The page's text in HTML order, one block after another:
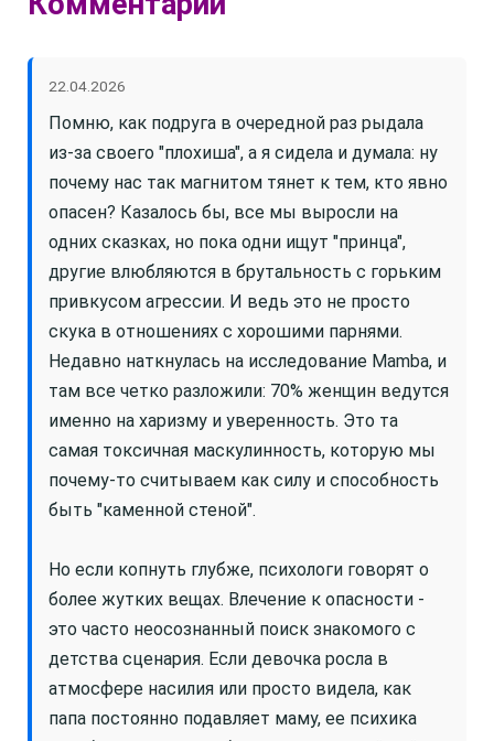
22.04.2026
Помню, как подруга в очередной раз рыдала
из-за своего "плохиша", а я сидела и думала: ну
почему нас так магнитом тянет к тем, кто явно
опасен? Казалось бы, все мы выросли на
одних сказках, но пока одни ищут "принца",
другие влюбляются в брутальность с горьким
привкусом агрессии. И ведь это не просто
скука в отношениях с хорошими парнями.
Недавно наткнулась на исследование Mamba, и
там все четко разложили: 70% женщин ведутся
именно на харизму и уверенность. Это та
самая токсичная маскулинность, которую мы
почему-то считываем как силу и способность
быть "каменной стеной".
Но если копнуть глубже, психологи говорят о
более жутких вещах. Влечение к опасности -
это часто неосознанный поиск знакомого с
детства сценария. Если девочка росла в
атмосфере насилия или просто видела, как
папа постоянно подавляет маму, ее психика